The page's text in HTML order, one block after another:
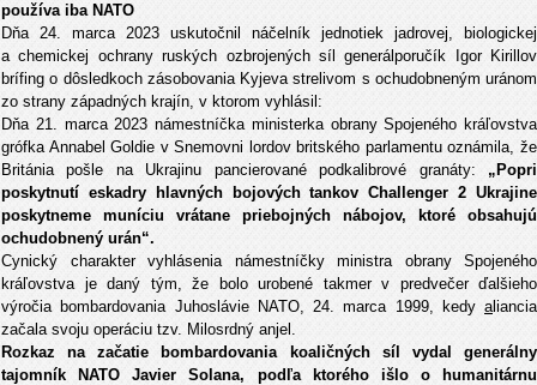
používa iba NATO
Dňa 24. marca 2023 uskutočnil náčelník jednotiek jadrovej, biologickej
a chemickej ochrany ruských ozbrojených síl generálporučík Igor Kirillov
brífing o dôsledkoch zásobovania Kyjeva strelivom s ochudobneným uránom
zo strany západných krajín, v ktorom vyhlásil:
Dňa 21. marca 2023 námestníčka ministerka obrany Spojeného kráľovstva
grófka Annabel Goldie v Snemovni lordov britského parlamentu oznámila, že
Británia pošle na Ukrajinu pancierované podkalibrové granáty: „Popri
poskytnutí eskadry hlavných bojových tankov Challenger 2 Ukrajine
poskytneme muníciu vrátane priebojných nábojov, ktoré obsahujú
ochudobnený urán“.
Cynický charakter vyhlásenia námestníčky ministra obrany Spojeného
kráľovstva je daný tým, že bolo urobené takmer v predvečer ďalšieho
výročia bombardovania Juhoslávie NATO, 24. marca 1999, kedy aliancia
začala svoju operáciu tzv. Milosrdný anjel.
Rozkaz na začatie bombardovania koaličných síl vydal generálny
tajomník NATO Javier Solana, podľa ktorého išlo o humanitárnu